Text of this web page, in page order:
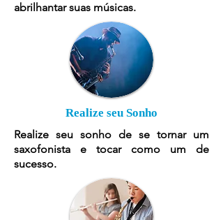
abrilhantar suas músicas.
Realize seu Sonho
Realize seu sonho de se tornar um
saxofonista e tocar como um de
sucesso.